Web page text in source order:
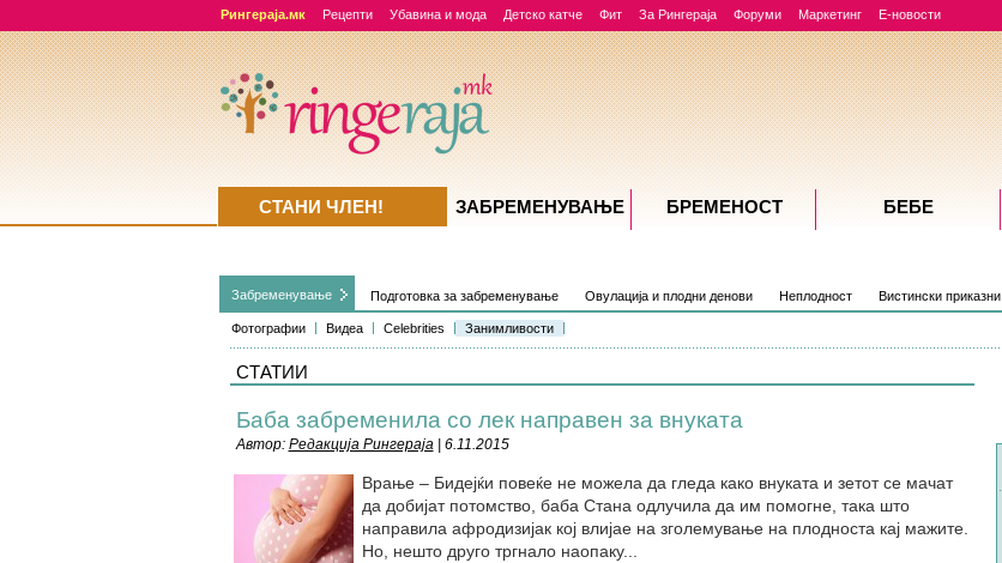
Рингераја.мк Рецепти Убавина и мода Детско катче Фит За Рингераја Форуми Маркетинг Е-новости
Забременувањe Подготовка за забременување Овулација и плодни денови Неплодност Вистински приказни
Фотографии Видеа Celebrities Занимливости
СТАТИИ
Баба забременила со лек направен за внуката
Автор: Редакција Рингераја| 6.11.2015
Врање – Бидејќи повеќе не можела да гледа како внуката и зетот се мачат
да добијат потомство, баба Стана одлучила да им помогне, така што
направила афродизијак кој влијае на зголемување на плодноста кај мажите.
Но, нешто друго тргнало наопаку...
СТАНИ ЧЛЕН! ЗАБРЕМЕНУВАЊE БРЕМЕНОСТ БЕБЕ